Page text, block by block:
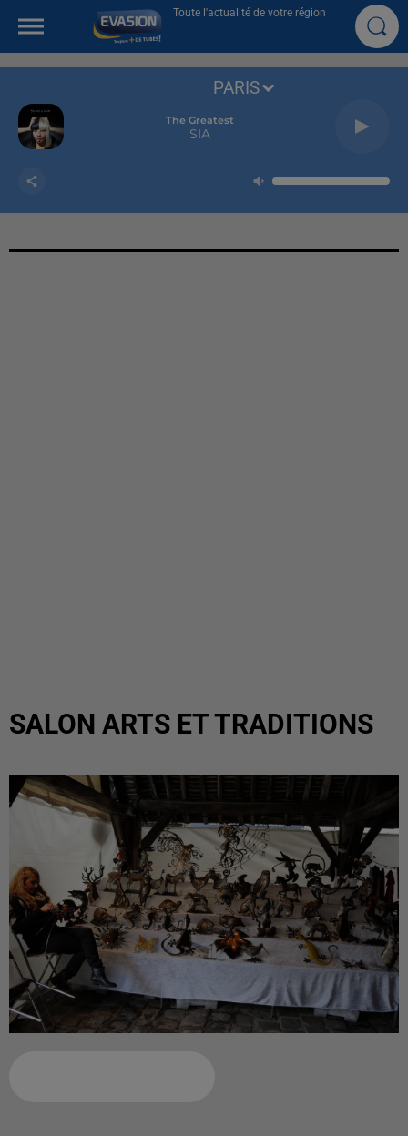
Toute l'actualité de votre région
The Greatest
SIA
PARIS
SALON ARTS ET TRADITIONS